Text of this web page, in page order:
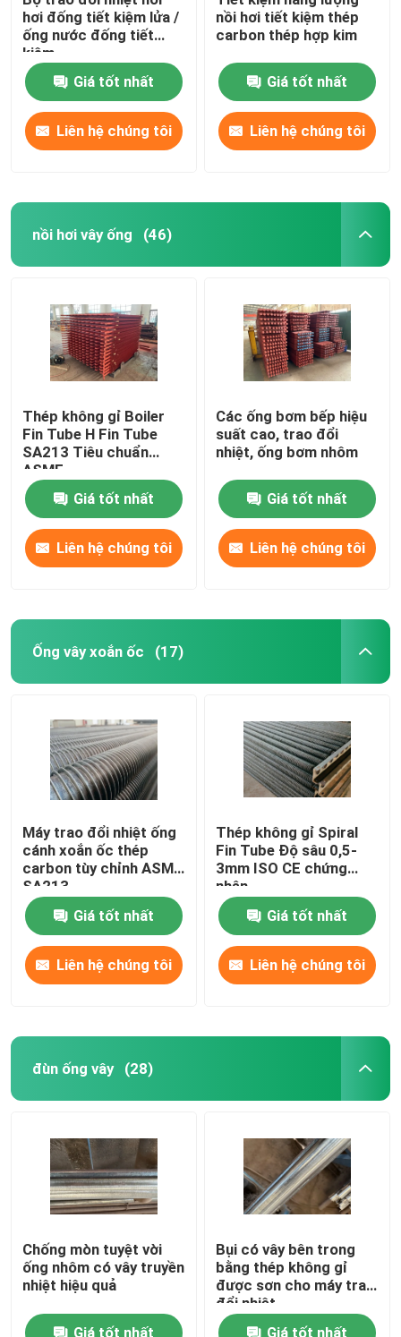
hơi đống tiết kiệm lửa /
ống nước đống tiết
kiệm
Giá tốt nhất
Liên hệ chúng tôi
nồi hơi tiết kiệm thép
carbon thép hợp kim
Giá tốt nhất
Liên hệ chúng tôi
nồi hơi vây ống (46)
Thép không gỉ Boiler
Fin Tube H Fin Tube
SA213 Tiêu chuẩn
ASME
Giá tốt nhất
Liên hệ chúng tôi
Các ống bơm bếp hiệu
suất cao, trao đổi
nhiệt, ống bơm nhôm
Giá tốt nhất
Liên hệ chúng tôi
Ống vây xoắn ốc (17)
Máy trao đổi nhiệt ống
cánh xoắn ốc thép
carbon tùy chỉnh ASME
SA213
Giá tốt nhất
Liên hệ chúng tôi
Thép không gỉ Spiral
Fin Tube Độ sâu 0,5-
3mm ISO CE chứng
nhận
Giá tốt nhất
Liên hệ chúng tôi
đùn ống vây (28)
Chống mòn tuyệt vời
ống nhôm có vây truyền
nhiệt hiệu quả
Giá tốt nhất
Bụi có vây bên trong
bằng thép không gỉ
được sơn cho máy trao
đổi nhiệt
Giá tốt nhất